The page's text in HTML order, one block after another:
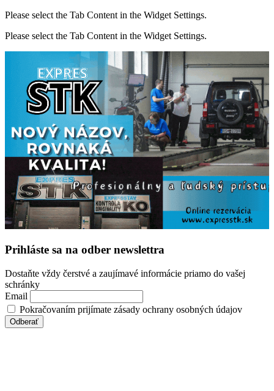
Please select the Tab Content in the Widget Settings.
Please select the Tab Content in the Widget Settings.
Prihláste sa na odber newslettra
Dostaňte vždy čerstvé a zaujímavé informácie priamo do vašej
schránky
Email
Pokračovaním prijímate zásady ochrany osobných údajov